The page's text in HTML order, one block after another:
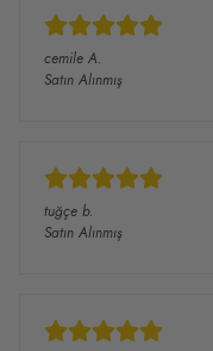
cemile A.
Satın Alınmış
tuğçe b.
Satın Alınmış